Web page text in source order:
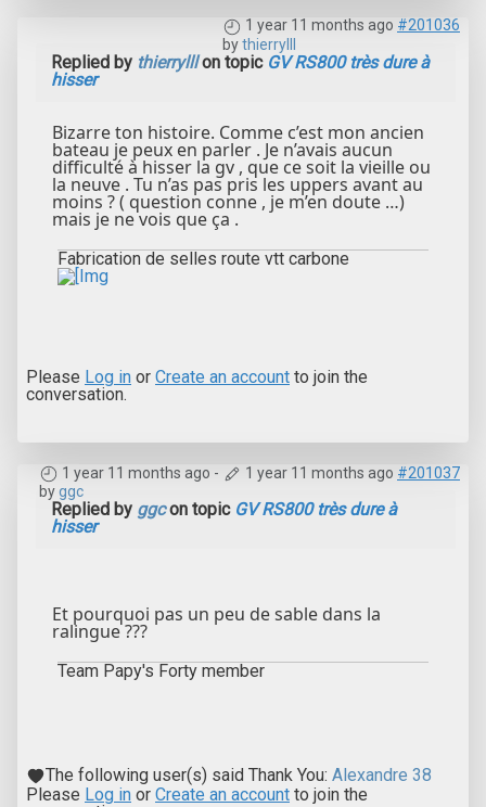
1 year 11 months ago #201036
bythierrylll
Replied by thierrylllon topic GV RS800 très dure à
hisser
Bizarre ton histoire. Comme c’est mon ancien
bateau je peux en parler . Je n’avais aucun
difficulté à hisser la gv , que ce soit la vieille ou
la neuve . Tu n’as pas pris les uppers avant au
moins ? ( question conne , je m’en doute …)
mais je ne vois que ça .
Fabrication de selles route vtt carbone
Please Log in or Create an account to join the
conversation.
1 year 11 months ago - 1 year 11 months ago #201037
byggc
Replied by ggcon topic GV RS800 très dure à
hisser
Et pourquoi pas un peu de sable dans la
ralingue ???
Team Papy's Forty member
The following user(s) said Thank You: Alexandre 38
Please Log in or Create an account to join the